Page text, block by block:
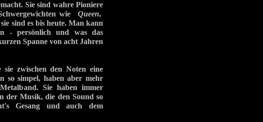
Sie sind wahre Pioniere
wie Queen,
sind es bis heute. Man kann
- persönlich und was das
Spanne von acht Jahren
zwischen den Noten eine
so simpel, haben aber mehr
Sie haben immer
der Musik, die den Sound so
Gesang und auch dem